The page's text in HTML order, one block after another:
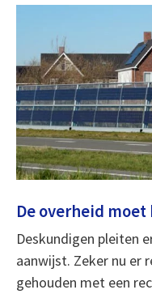
De overheid
Deskundigen pleiten
aanwijst. Zeker nu er
gehouden met een